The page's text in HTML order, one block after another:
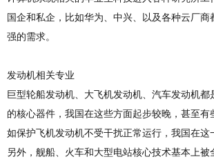
国企和私企，比如华为、中兴、以及各种云厂商
强的需求。
发动机相关专业
巨型轮船发动机、大飞机发动机、汽车发动机
的核心器件，我国在这些方面起步较晚，甚至
如保护飞机发动机不受干扰正常运行，我国在这
另外，舰船、火车和大型电站核心技术基本上